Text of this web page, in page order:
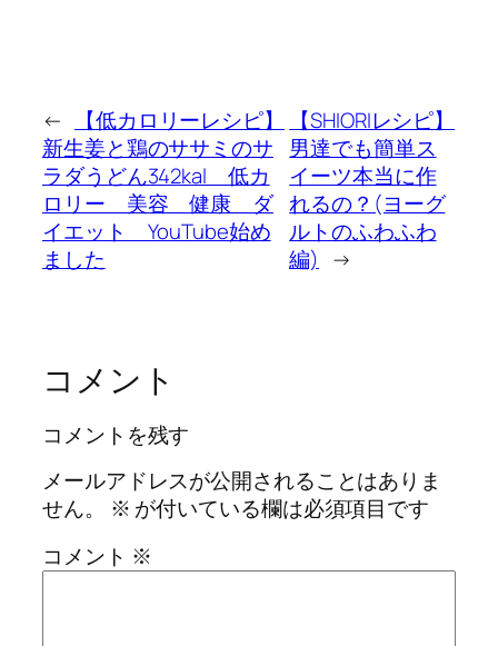
←
【低カロリーレシピ】
新生姜と鶏のササミのサ
ラダうどん342kal 低カ
ロリー 美容 健康 ダ
イエット YouTube始め
ました
【SHIORIレシピ】
男達でも簡単ス
イーツ本当に作
れるの？(ヨーグ
ルトのふわふわ
編) →
コメント
コメントを残す
メールアドレスが公開されることはありま
せん。
※ が付いている欄は必須項目です
コメント ※